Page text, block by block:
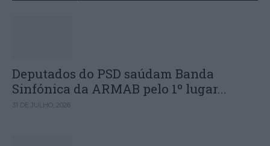
Deputados do PSD saúdam Banda
Sinfónica da ARMAB pelo 1º lugar...
31 DE JULHO, 2026